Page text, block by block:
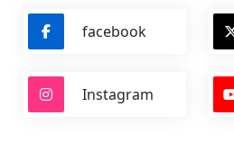
facebook
Instagram